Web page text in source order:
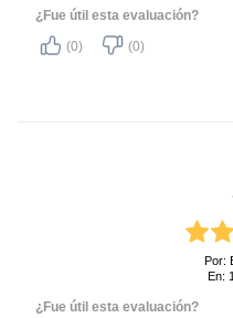
¿Fue útil esta evaluación?
(0)
(0)
Por:
En:
¿Fue útil esta evaluación?